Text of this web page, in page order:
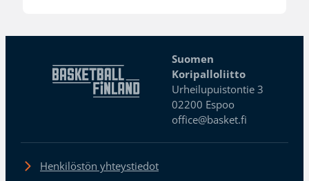
Suomen
Koripalloliitto
Urheilupuistontie 3
02200 Espoo
office@basket.fi
Henkilöstön yhteystiedot